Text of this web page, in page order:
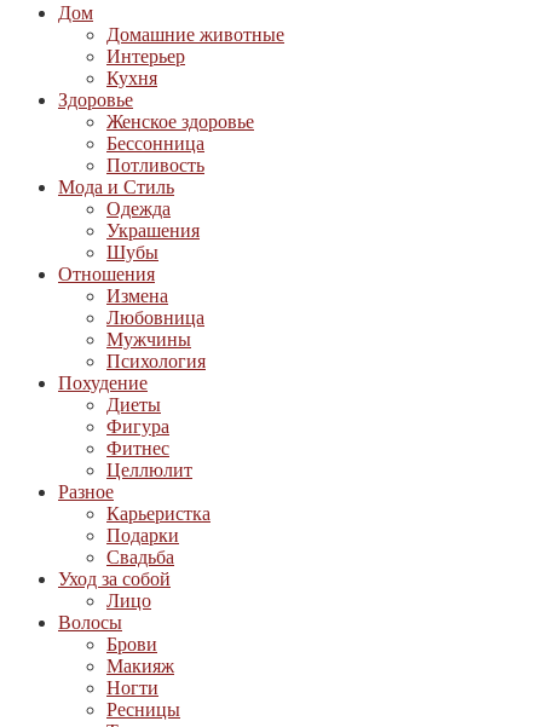
Дом
Домашние животные
Интерьер
Кухня
Здоровье
Женское здоровье
Бессонница
Потливость
Мода и Стиль
Одежда
Украшения
Шубы
Отношения
Измена
Любовница
Мужчины
Психология
Похудение
Диеты
Фигура
Фитнес
Целлюлит
Разное
Карьеристка
Подарки
Свадьба
Уход за собой
Лицо
Волосы
Брови
Макияж
Ногти
Ресницы